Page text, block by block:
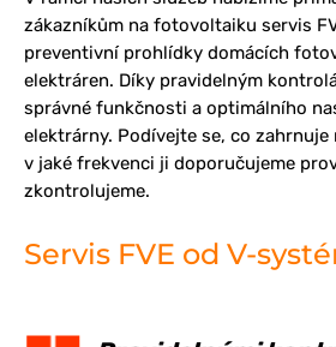
zákazníkům na fotovoltaiku servis
preventivní prohlídky domácích
elektráren. Díky pravidelným
správné funkčnosti a optimálního
elektrárny. Podívejte se, co zahrnuje
v jaké frekvenci ji doporučujeme
zkontrolujeme.
Servis FVE od V-